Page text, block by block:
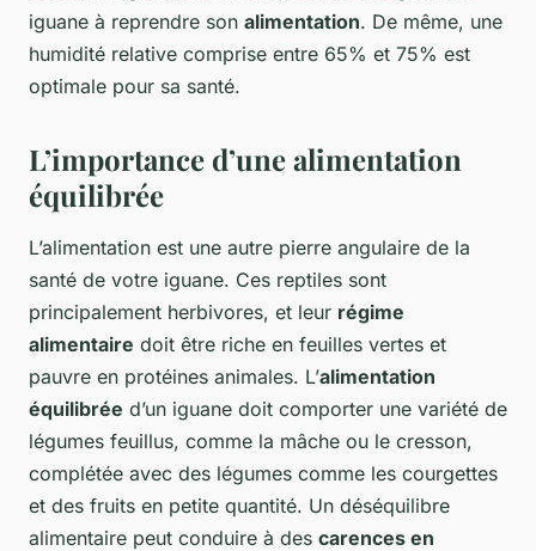
iguane à reprendre son alimentation. De même, une
humidité relative comprise entre 65% et 75% est
optimale pour sa santé.
L’importance d’une alimentation
équilibrée
L’alimentation est une autre pierre angulaire de la
santé de votre iguane. Ces reptiles sont
principalement herbivores, et leur régime
alimentaire doit être riche en feuilles vertes et
pauvre en protéines animales. L’alimentation
équilibrée d’un iguane doit comporter une variété de
légumes feuillus, comme la mâche ou le cresson,
complétée avec des légumes comme les courgettes
et des fruits en petite quantité. Un déséquilibre
alimentaire peut conduire à des carences en